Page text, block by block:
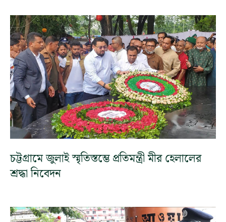
চট্টগ্রামে জুলাই স্মৃতিস্তম্ভে প্রতিমন্ত্রী মীর হেলালের
শ্রদ্ধা নিবেদন